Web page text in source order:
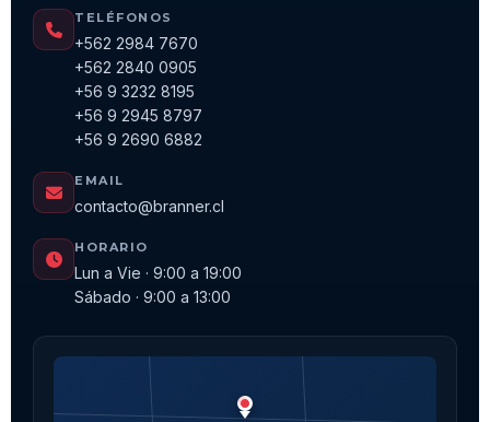
TELÉFONOS
+562 2984 7670
+562 2840 0905
+56 9 3232 8195
+56 9 2945 8797
+56 9 2690 6882
EMAIL
contacto@branner.cl
HORARIO
Lun a Vie · 9:00 a 19:00
Sábado · 9:00 a 13:00